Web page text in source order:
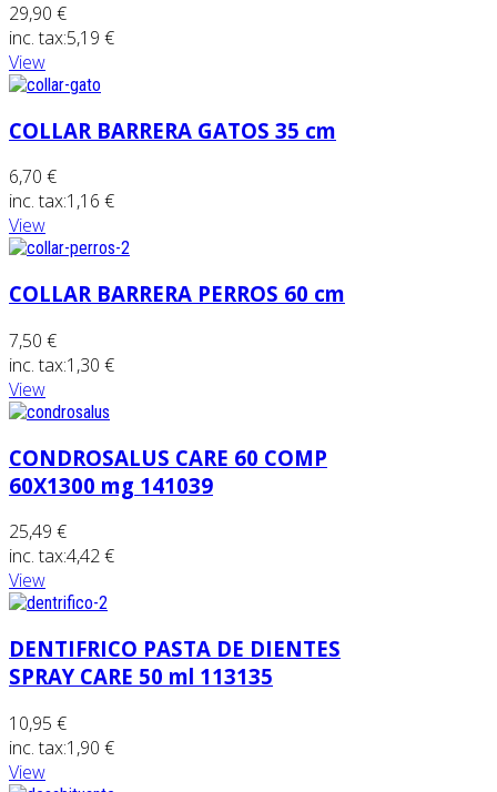
29,90 €
inc. tax:5,19 €
View
COLLAR BARRERA GATOS 35 cm
6,70 €
inc. tax:1,16 €
View
COLLAR BARRERA PERROS 60 cm
7,50 €
inc. tax:1,30 €
View
CONDROSALUS CARE 60 COMP
60X1300 mg 141039
25,49 €
inc. tax:4,42 €
View
DENTIFRICO PASTA DE DIENTES
SPRAY CARE 50 ml 113135
10,95 €
inc. tax:1,90 €
View